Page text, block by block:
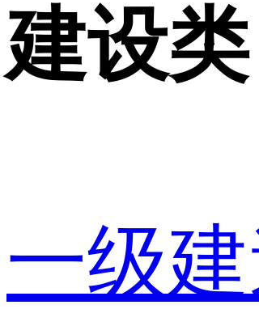
建设类
一级